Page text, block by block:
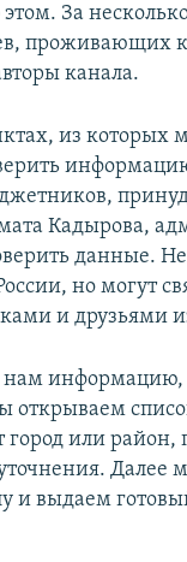
За
проживающих
канала.
из которых
Кадырова,
данные.
но могут
и друзьями
нам
открываем
или район,
Далее
выдаем